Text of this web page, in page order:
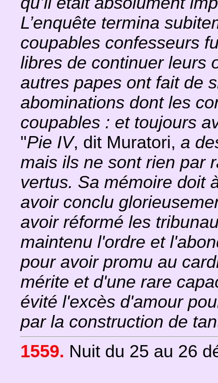
L’enquête termina
coupables confesseurs
libres de continuer leurs
autres papes ont fait de
abominations dont les
coupables : et toujours
"Pie IV, dit Muratori, a
mais ils ne sont rien par
vertus. Sa mémoire doit
avoir conclu
avoir réformé les
maintenu l'ordre et
pour avoir promu au
mérite et d'une rare
évité l'excès d'amour
par la construction de
1559. Nuit du 25 au 26